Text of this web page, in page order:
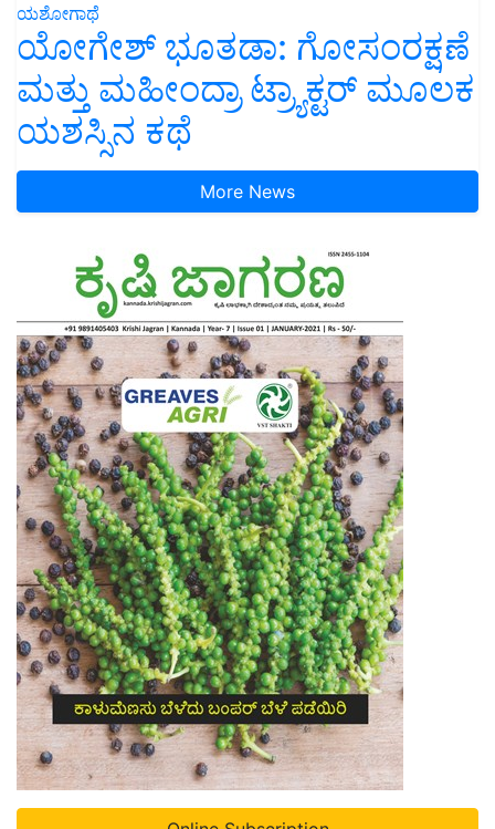
ಯಶೋಗಾಥೆ
ಯೋಗೇಶ್ ಭೂತಡಾ: ಗೋಸಂರಕ್ಷಣೆ
ಮತ್ತು ಮಹೀಂದ್ರಾ ಟ್ರ್ಯಾಕ್ಟರ್ ಮೂಲಕ
ಯಶಸ್ಸಿನ ಕಥೆ
More News